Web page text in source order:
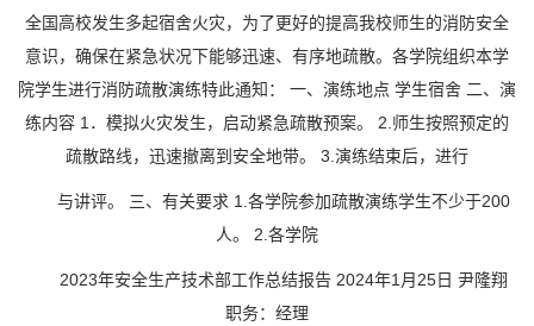
全国高校发生多起宿舍火灾，为了更好的提高我校师生的消防安全
意识，确保在紧急状况下能够迅速、有序地疏散。各学院组织本学
院学生进行消防疏散演练特此通知： 一、演练地点 学生宿舍 二、演
练内容 1．模拟火灾发生，启动紧急疏散预案。 2.师生按照预定的
疏散路线，迅速撤离到安全地带。 3.演练结束后，进行
与讲评。 三、有关要求 1.各学院参加疏散演练学生不少于200
人。 2.各学院
2023年安全生产技术部工作总结报告 2024年1月25日 尹隆翔
职务：经理